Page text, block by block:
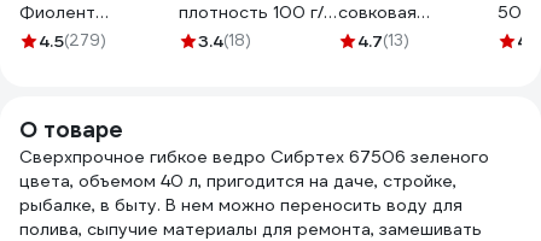
Фиолент
ИДФР304159002И
4.5(279)
плотность 100 г/
м, рулон 50 м
3.4(18)
совковая
песочная, с
4.7(13) 4.7
О товаре
Сверхпрочное гибкое ведро Сибртех 67506 зеленого
цвета, объемом 40 л, пригодится на даче, стройке,
рыбалке, в быту. В нем можно переносить воду для
полива, сыпучие материалы для ремонта, замешивать